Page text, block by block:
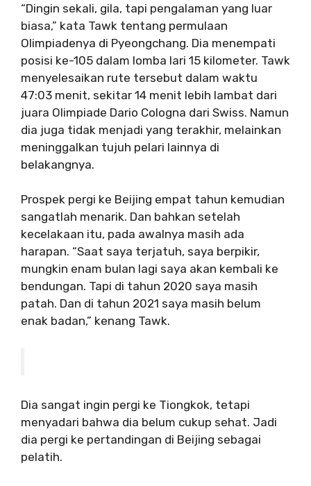
“Dingin sekali, gila, tapi pengalaman yang luar
biasa,” kata Tawk tentang permulaan
Olimpiadenya di Pyeongchang. Dia menempati
posisi ke-105 dalam lomba lari 15 kilometer. Tawk
menyelesaikan rute tersebut dalam waktu
47:03 menit, sekitar 14 menit lebih lambat dari
juara Olimpiade Dario Cologna dari Swiss. Namun
dia juga tidak menjadi yang terakhir, melainkan
meninggalkan tujuh pelari lainnya di
belakangnya.
Prospek pergi ke Beijing empat tahun kemudian
sangatlah menarik. Dan bahkan setelah
kecelakaan itu, pada awalnya masih ada
harapan. “Saat saya terjatuh, saya berpikir,
mungkin enam bulan lagi saya akan kembali ke
bendungan. Tapi di tahun 2020 saya masih
patah. Dan di tahun 2021 saya masih belum
enak badan,” kenang Tawk.
Dia sangat ingin pergi ke Tiongkok, tetapi
menyadari bahwa dia belum cukup sehat. Jadi
dia pergi ke pertandingan di Beijing sebagai
pelatih.